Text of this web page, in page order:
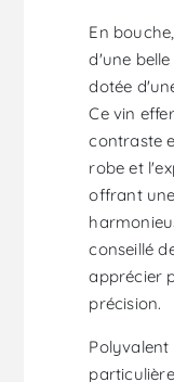
En
d'une
dotée
Ce vin
contraste
robe et
offrant
conseillé
apprécier
précision.
Polyvalent